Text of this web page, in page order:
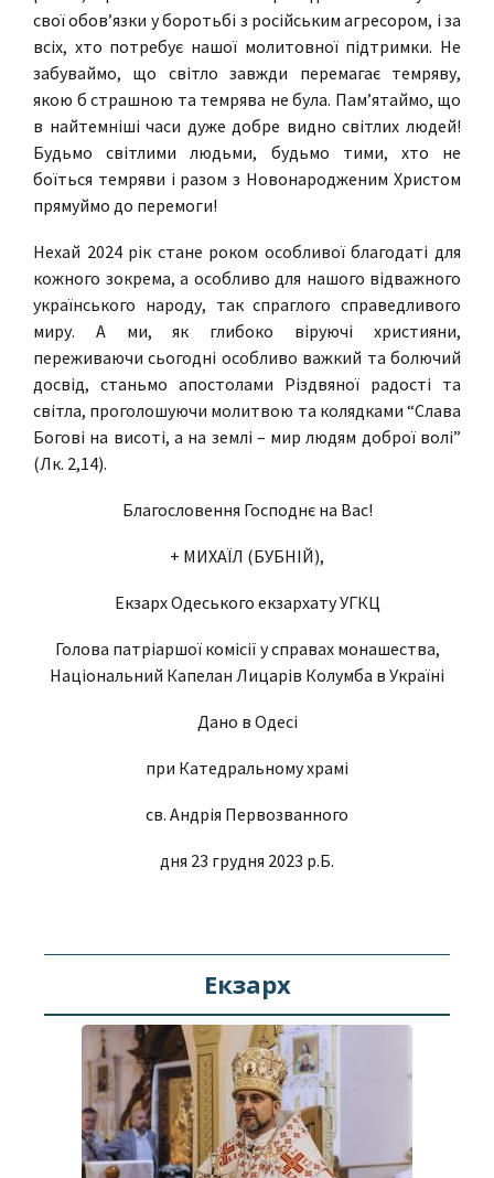
свої обов’язки у боротьбі з російським агресором, і за
всіх, хто потребує нашої молитовної підтримки. Не
забуваймо, що світло завжди перемагає темряву,
якою б страшною та темрява не була. Пам’ятаймо, що
в найтемніші часи дуже добре видно світлих людей!
Будьмо світлими людьми, будьмо тими, хто не
боїться темряви і разом з Новонародженим Христом
прямуймо до перемоги!
Нехай 2024 рік стане роком особливої благодаті для
кожного зокрема, а особливо для нашого відважного
українського народу, так спраглого справедливого
миру. А ми, як глибоко віруючі християни,
переживаючи сьогодні особливо важкий та болючий
досвід, станьмо апостолами Різдвяної радості та
світла, проголошуючи молитвою та колядками “Слава
Богові на висоті, а на землі – мир людям доброї волі”
(Лк. 2,14).
Благословення Господнє на Вас!
+ МИХАЇЛ (БУБНІЙ),
Екзарх Одеського екзархату УГКЦ
Голова патріаршої комісії у справах монашества,
Національний Капелан Лицарів Колумба в Україні
Дано в Одесі
при Катедральному храмі
св. Андрія Первозванного
дня 23 грудня 2023 р.Б.
Екзарх